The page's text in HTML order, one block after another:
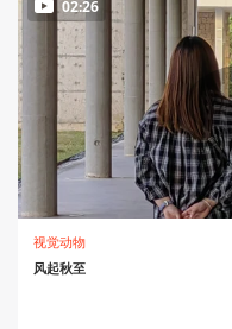
02:26
视觉动物
风起秋至